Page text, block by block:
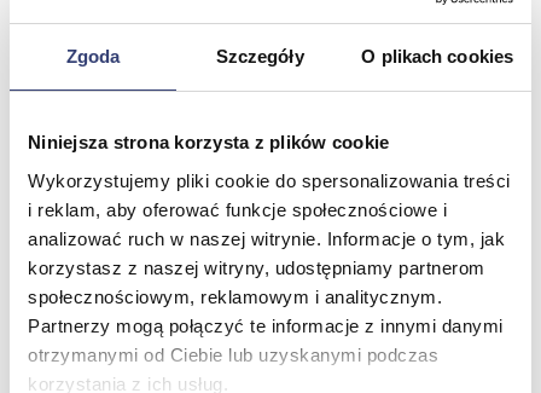
Zgoda Szczegóły O plikach cookies
Niniejsza strona korzysta z plików cookie
Wykorzystujemy pliki cookie do spersonalizowania treści
i reklam, aby oferować funkcje społecznościowe i
analizować ruch w naszej witrynie. Informacje o tym, jak
korzystasz z naszej witryny, udostępniamy partnerom
społecznościowym, reklamowym i analitycznym.
Partnerzy mogą połączyć te informacje z innymi danymi
otrzymanymi od Ciebie lub uzyskanymi podczas
korzystania z ich usług.
Stomatologia, protetyka i ortodoncja
Gabinet stomatologiczny
Ortodoncja
Pracownia protetyczna
Zobacz wszystko
Higiena
Wróć
Artykuły ochronne jednorazowe